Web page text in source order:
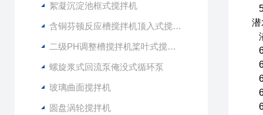
絮凝沉淀池框式搅拌机
含铜芬顿反应槽搅拌机顶入式搅拌器
二级PH调整槽搅拌机桨叶式搅拌器
螺旋浆式回流泵俺没式循环泵
玻璃曲面搅拌机
圆盘涡轮搅拌机
潜